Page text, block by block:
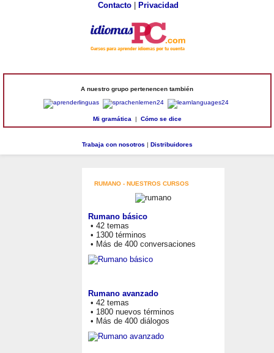
Contacto| Privacidad
A nuestro grupo pertenencen también
Mi gramática | Cómo se dice
Trabaja con nosotros | Distribuidores
RUMANO - NUESTROS CURSOS
Rumano básico
• 42 temas
• 1300 términos
• Más de 400 conversaciones
Rumano avanzado
• 42 temas
• 1800 nuevos términos
• Más de 400 diálogos